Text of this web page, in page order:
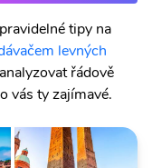
tipy na
levných
řádově
vás ty zajímavé.